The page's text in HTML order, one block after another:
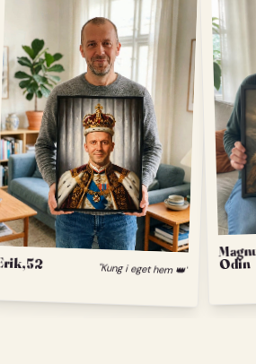
52 "Kung i eget hem 👑" Odin